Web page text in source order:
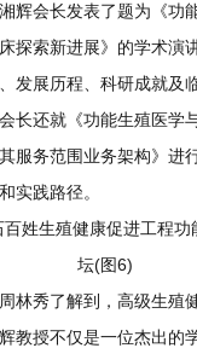
辉会长发表了题为《功
探索新进展》的学术演
发展历程、科研成就及
长还就《功能生殖医学
服务范围业务架构》进
实践路径。
周林秀了解到， 高级生殖
教授不仅是一位杰出的